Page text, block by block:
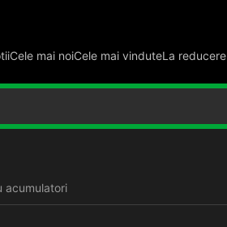
Cele mai noiCele mai vinduteLa reducere
acumulatori